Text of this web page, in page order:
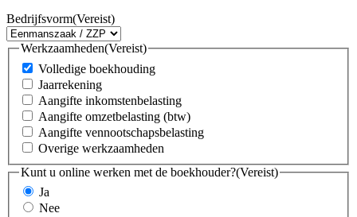
Bedrijfsvorm(Vereist)
Werkzaamheden(Vereist)
Volledige boekhouding
Jaarrekening
Aangifte inkomstenbelasting
Aangifte omzetbelasting (btw)
Aangifte vennootschapsbelasting
Overige werkzaamheden
Kunt u online werken met de boekhouder?(Vereist)
Ja
Nee